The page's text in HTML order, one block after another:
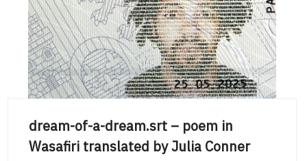
dream-of-a-dream.srt – poem in
Wasafiri translated by Julia Conner